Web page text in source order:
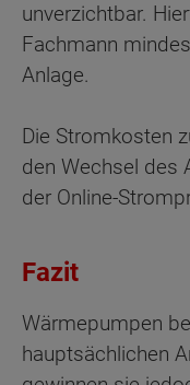
unverzichtbar.
Fachmann
Anlage.
Die Stromkosten
den Wechsel des
der Online-
Fazit
Wärmepumpen
hauptsächlichen